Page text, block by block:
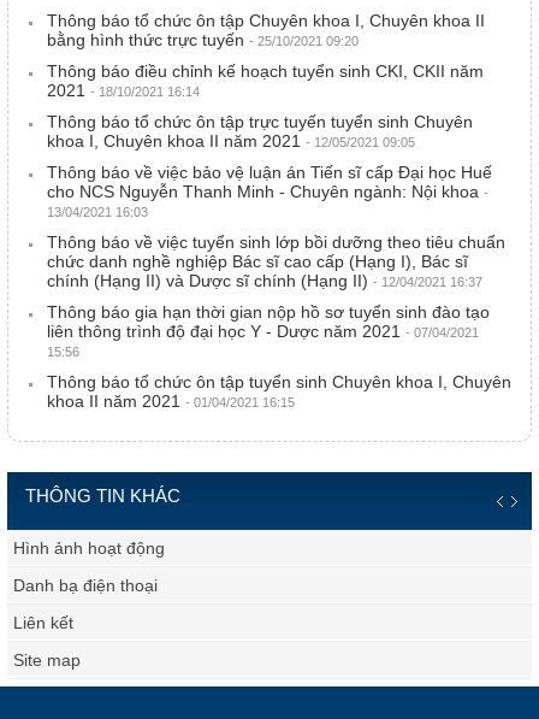
Thông báo tổ chức ôn tập Chuyên khoa I, Chuyên khoa II
bằng hình thức trực tuyến - 25/10/2021 09:20
Thông báo điều chỉnh kế hoạch tuyển sinh CKI, CKII năm
2021 - 18/10/2021 16:14
Thông báo tổ chức ôn tập trực tuyến tuyển sinh Chuyên
khoa I, Chuyên khoa II năm 2021 - 12/05/2021 09:05
Thông báo về việc bảo vệ luận án Tiến sĩ cấp Đại học Huế
cho NCS Nguyễn Thanh Minh - Chuyên ngành: Nội khoa -
13/04/2021 16:03
Thông báo về việc tuyển sinh lớp bồi dưỡng theo tiêu chuẩn
chức danh nghề nghiệp Bác sĩ cao cấp (Hạng I), Bác sĩ
chính (Hạng II) và Dược sĩ chính (Hạng II) - 12/04/2021 16:37
Thông báo gia hạn thời gian nộp hồ sơ tuyển sinh đào tạo
liên thông trình độ đại học Y - Dược năm 2021 - 07/04/2021
15:56
Thông báo tổ chức ôn tập tuyển sinh Chuyên khoa I, Chuyên
khoa II năm 2021 - 01/04/2021 16:15
THÔNG TIN KHÁC
Hình ảnh hoạt động
Danh bạ điện thoại
Liên kết
Site map